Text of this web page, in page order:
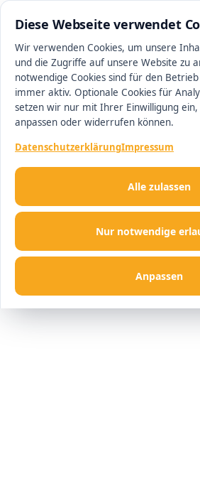
Diese Webseite verwendet
Wir verwenden Cookies, um unsere
und die Zugriffe auf unsere Website zu
notwendige Cookies sind für den
immer aktiv. Optionale Cookies für
setzen wir nur mit Ihrer Einwilligung ein,
anpassen oder widerrufen können.
DatenschutzerklärungImpressum
Nur notwendige
Anpassen
Alle zulassen